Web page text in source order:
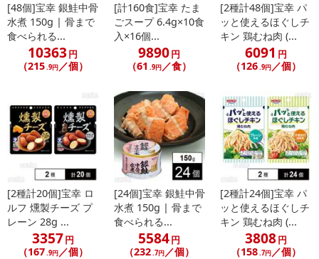
[48個]宝幸 銀鮭中骨
水煮 150g | 骨まで
食べられる...
10363円
（215.9円／個）
[計160食]宝幸 たま
ごスープ 6.4g×10食
入×16個...
9890円
（61 .9円／食）
[2種計48個]宝幸 パ
ッと使えるほぐしチ
キン 鶏むね肉 (...
6091 円
（126.9円／個）
[2種計20個]宝幸 ロ
ルフ 燻製チーズ プ
レーン 28g ...
3357円
（167.9円／個）
[24個]宝幸 銀鮭中骨
水煮 150g | 骨まで
食べられる...
5584円
（232.7円／個）
[2種計24個]宝幸 パ
ッと使えるほぐしチ
キン 鶏むね肉 (...
3808円
（158.7円／個）